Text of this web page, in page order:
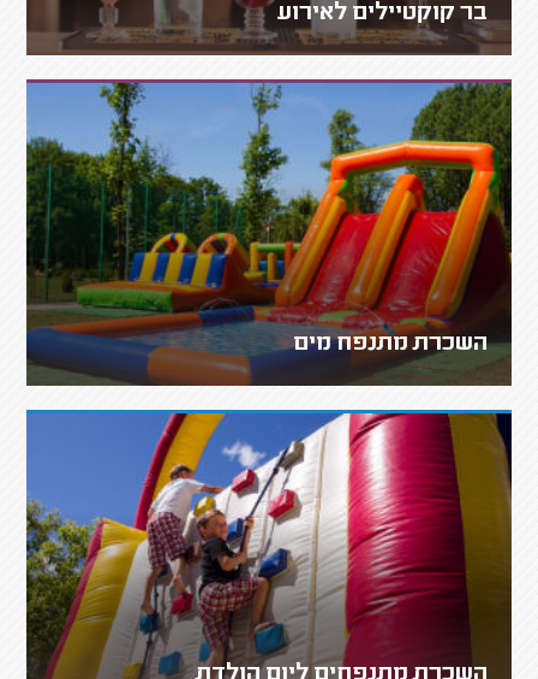
בר קוקטיילים לאירוע
השכרת מתנפח מים